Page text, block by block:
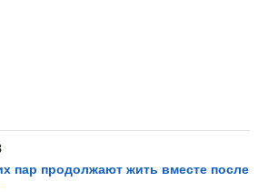
пар продолжают жить вместе после